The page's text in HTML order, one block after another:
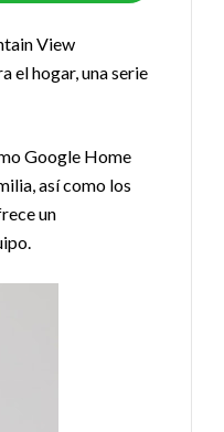
View
el hogar, una serie
Google Home
así como los
un